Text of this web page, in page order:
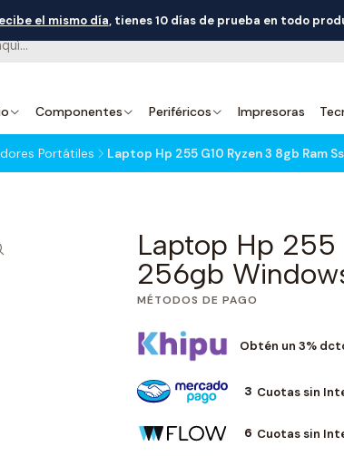
Componentes Periféricos Impresoras
el mismo día, tienes 10 días de prueba en todo
Portátiles Laptop Hp 255 G10 Ryzen 3 8gb Ram
Laptop Hp 255
256gb
MÉTODOS DE PAGO
Obtén un 3%
3 Cuotas sin
6 Cuotas sin